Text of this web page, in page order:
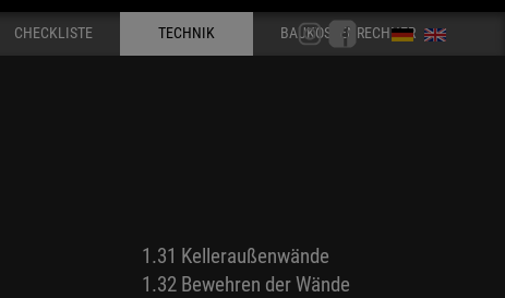
CHECKLISTE TECHNIK BAUKOSTENRECHNER
1.31 Kelleraußenwände
1.32 Bewehren der Wände